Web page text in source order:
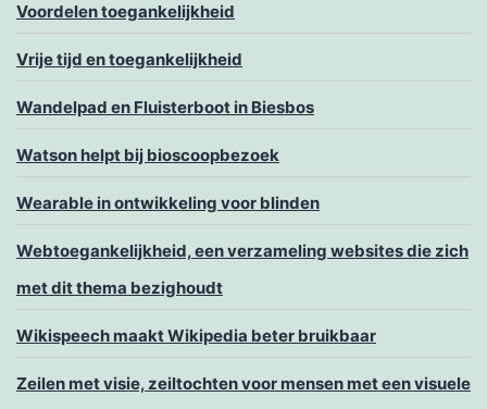
Voordelen toegankelijkheid
Vrije tijd en toegankelijkheid
Wandelpad en Fluisterboot in Biesbos
Watson helpt bij bioscoopbezoek
Wearable in ontwikkeling voor blinden
Webtoegankelijkheid, een verzameling websites die zich
met dit thema bezighoudt
Wikispeech maakt Wikipedia beter bruikbaar
Zeilen met visie, zeiltochten voor mensen met een visuele